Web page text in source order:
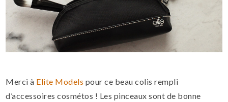
Merci à Elite Models pour ce beau colis rempli
d’accessoires cosmétos ! Les pinceaux sont de bonne